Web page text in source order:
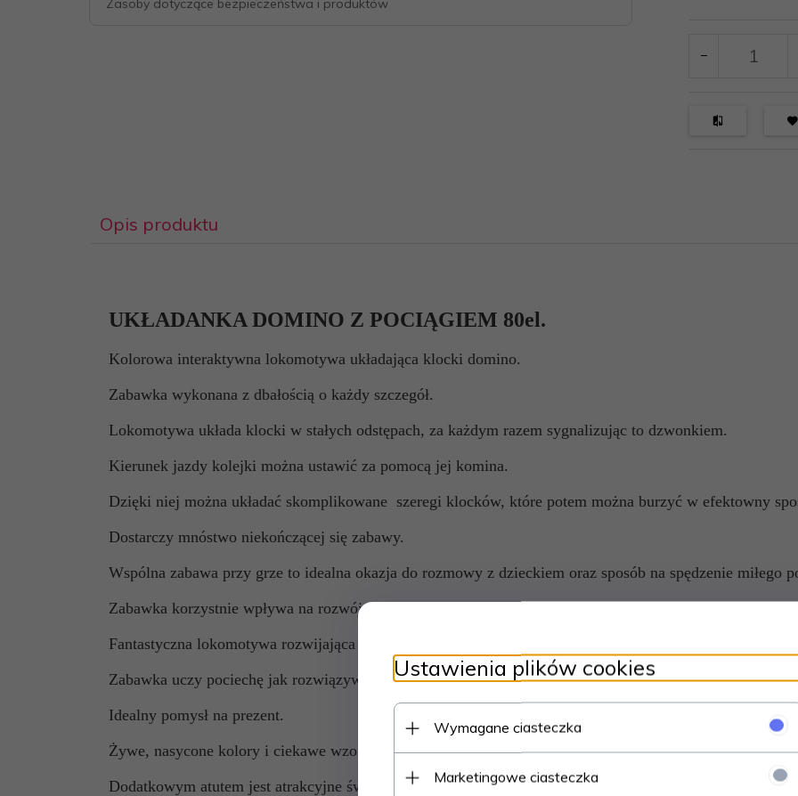
Zasoby dotyczące bezpieczeństwa i produktów
Opis produktu
UKŁADANKA DOMINO Z POCIĄGIEM 80el.
Kolorowa interaktywna lokomotywa układająca klocki domino.
Zabawka wykonana z dbałością o każdy szczegół.
Lokomotywa układa klocki w stałych odstępach, za każdym razem sygnalizując to dzwonkiem.
Kierunek jazdy kolejki można ustawić za pomocą jej komina.
Dzięki niej można układać skomplikowane szeregi klocków, które potem można burzyć w efektowny
Dostarczy mnóstwo niekończącej się zabawy.
Wspólna zabawa przy grze to idealna okazja do rozmowy z dzieckiem oraz sposób na spędzenie miłego
Zabawka korzystnie wpływa na rozwój wyobraźni i zdolności manualnych dziecka.
Fantastyczna lokomotywa rozwijająca kreatywność, twórcze myślenie
Zabawka uczy pociechę jak rozwiązywać problemy oraz doskonali koordynację ruchową.
Idealny pomysł na prezent.
Żywe, nasycone kolory i ciekawe wzornictwo przyciągną uwagę dziecka i zachęcą do zabawy.
Dodatkowym atutem jest atrakcyjne światło kolejki.
Ustawienia plików cookies
Wymagane ciasteczka
Marketingowe ciasteczka